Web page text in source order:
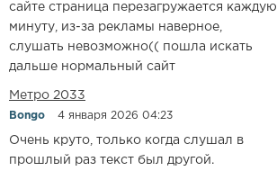
сайте страница перезагружается каждую
минуту, из-за рекламы наверное,
слушать невозможно(( пошла искать
дальше нормальный сайт
Метро 2033
Bongo 4 января 2026 04:23
Очень круто, только когда слушал в
прошлый раз текст был другой.